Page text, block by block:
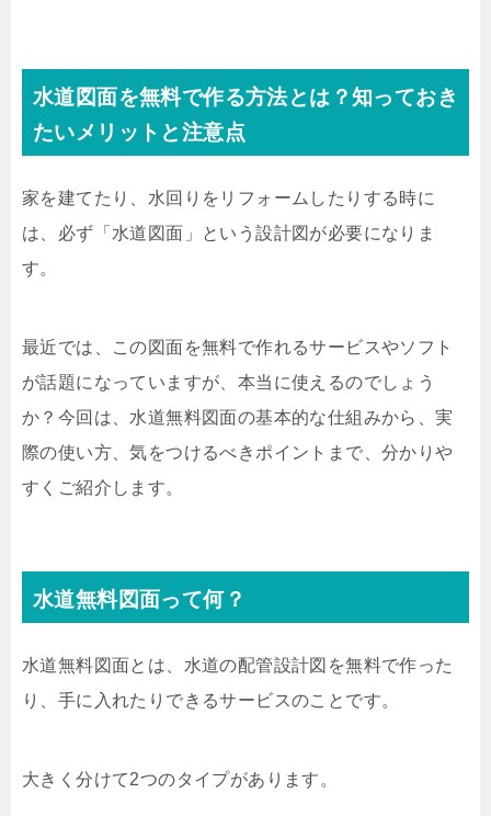
水道図面を無料で作る方法とは？知っておき
たいメリットと注意点
家を建てたり、水回りをリフォームしたりする時に
は、必ず「水道図面」という設計図が必要になりま
す。
最近では、この図面を無料で作れるサービスやソフト
が話題になっていますが、本当に使えるのでしょう
か？今回は、水道無料図面の基本的な仕組みから、実
際の使い方、気をつけるべきポイントまで、分かりや
すくご紹介します。
水道無料図面って何？
水道無料図面とは、水道の配管設計図を無料で作った
り、手に入れたりできるサービスのことです。
大きく分けて2つのタイプがあります。